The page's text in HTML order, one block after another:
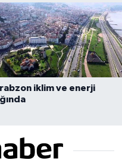
iklim ve enerji